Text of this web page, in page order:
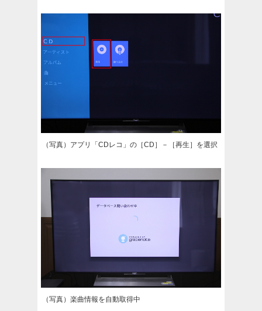
（写真）アプリ「CDレコ」の［CD］－［再生］を選択
（写真）楽曲情報を自動取得中